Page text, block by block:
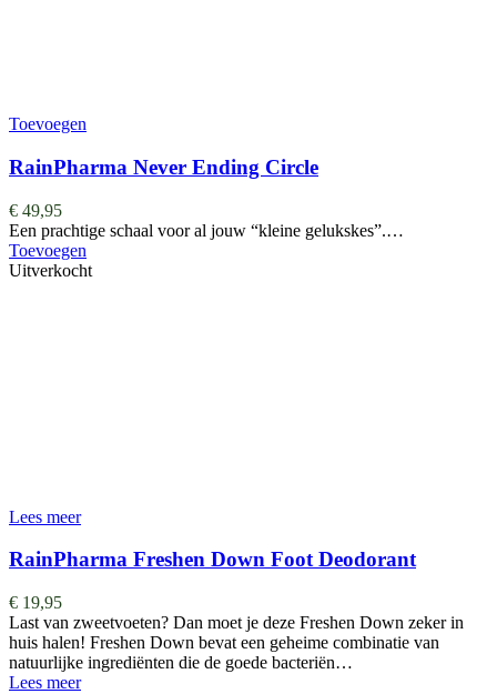
Toevoegen
RainPharma Never Ending Circle
€ 49,95
Een prachtige schaal voor al jouw “kleine gelukskes”.…
Toevoegen
Uitverkocht
Lees meer
RainPharma Freshen Down Foot Deodorant
€ 19,95
Last van zweetvoeten? Dan moet je deze Freshen Down zeker in
huis halen! Freshen Down bevat een geheime combinatie van
natuurlijke ingrediënten die de goede bacteriën…
Lees meer